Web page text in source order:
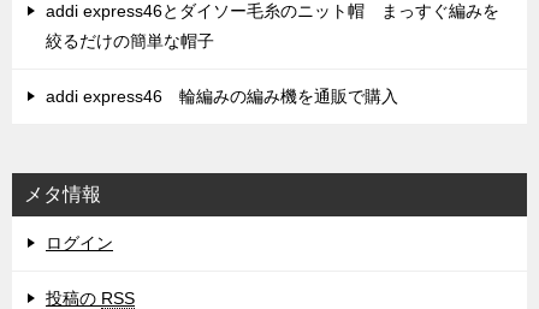
addi express46とダイソー毛糸のニット帽 まっすぐ編みを
絞るだけの簡単な帽子
addi express46 輪編みの編み機を通販で購入
メタ情報
ログイン
投稿の RSS